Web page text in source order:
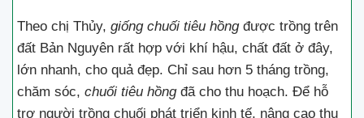
Theo chị Thủy, giống chuối tiêu hồngđược trồng trên
đất Bản Nguyên rất hợp với khí hậu, chất đất ở đây,
lớn nhanh, cho quả đẹp. Chỉ sau hơn 5 tháng trồng,
chăm sóc, chuối tiêu hồngđã cho thu hoạch. Để hỗ
trợ người trồng chuối phát triển kinh tế, nâng cao thu